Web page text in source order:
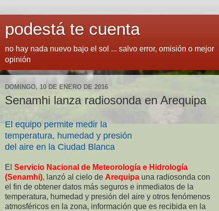
podestá te cuenta
no hay nada nuevo bajo el sol ... salvo error, omisión o mejor
opinión
DOMINGO, 10 DE ENERO DE 2016
Senamhi lanza radiosonda en Arequipa
El equipo permite medir la
temperatura, humedad y presión
del aire en la Ciudad Blanca
El Servicio Nacional de Meteorología e Hidrología
(Senamhi), lanzó al cielo de Arequipa una radiosonda con
el fin de obtener datos más seguros e inmediatos de la
temperatura, humedad y presión del aire y otros fenómenos
atmosféricos en la zona, información que es recibida en la